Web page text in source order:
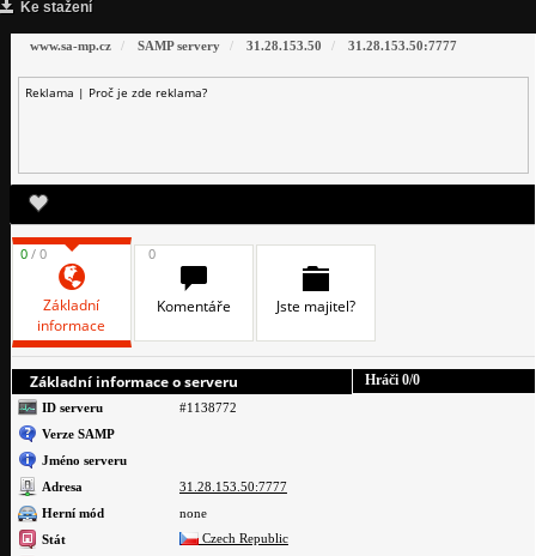
Ke stažení
www.sa-mp.cz SAMP servery 31.28.153.50 31.28.153.50:7777
Reklama | Proč je zde reklama?
0/ 0
Základní
informace
0
Komentáře Jste majitel?
Základní informace o serveru
ID serveru
#1138772
Verze SAMP
Jméno serveru
Adresa
31.28.153.50:7777
Herní mód
none
Stát
Czech Republic
Hráči 0/0